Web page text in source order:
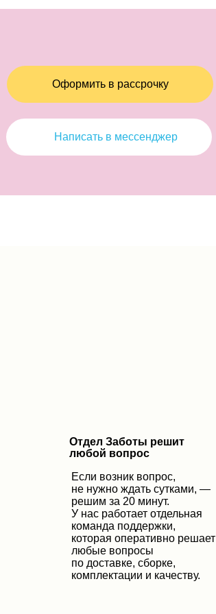
Оформить в рассрочку
Написать в мессенджер
Если возник вопрос,
не нужно ждать сутками, —
решим за 20 минут.
У нас работает отдельная
команда поддержки,
которая оперативно решает
любые вопросы
по доставке, сборке,
комплектации и качеству.
Отдел Заботы решит
любой вопрос